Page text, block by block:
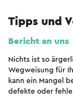
Tipps und
Bericht an uns
Nichts ist so
Wegweisung für
kann ein Mangel
defekte oder